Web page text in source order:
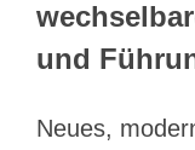
und
Neues,